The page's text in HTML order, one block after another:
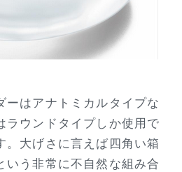
ーはアナトミカルタイプな
ラウンドタイプしか使用で
。大げさに言えば四角い箱
いう非常に不自然な組み合